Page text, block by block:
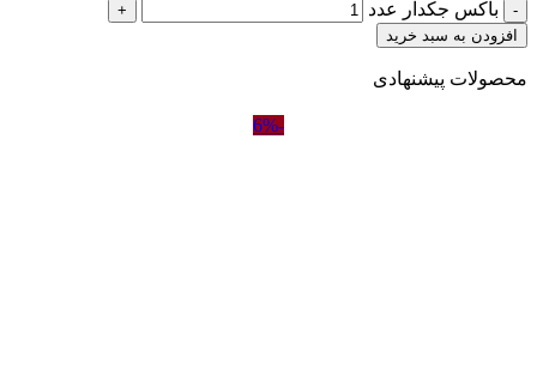
باکس جکدار عدد
افزودن به سبد خرید
محصولات پیشنهادی
-6%